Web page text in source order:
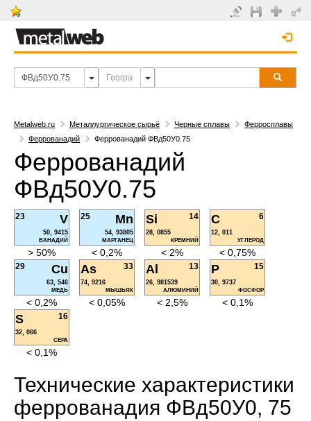
Metalweb.ru Металлургическое сырьё Черные сплавы
Ферросплавы
Феррованадий
Феррованадий ФВд50У0.75
Феррованадий
ФВд50У0.75
V
23
50, 9415
ВАНАДИЙ
> 50%
Mn
25
54, 93805
МАРГАНЕЦ
< 0,2%
Si 14
28, 0855
КРЕМНИЙ
< 2%
C 6
12, 011
УГЛЕРОД
< 0,75%
Cu
29
63, 546
МЕДЬ
< 0,2%
As 33
74, 9216
МЫШЬЯК
< 0,05%
Al 13
26, 981539
АЛЮМИНИЙ
< 2,5%
P 15
30, 9737
ФОСФОР
< 0,1%
S 16
32, 066
СЕРА
< 0,1%
Технические характеристики
феррованадия ФВд50У0, 75